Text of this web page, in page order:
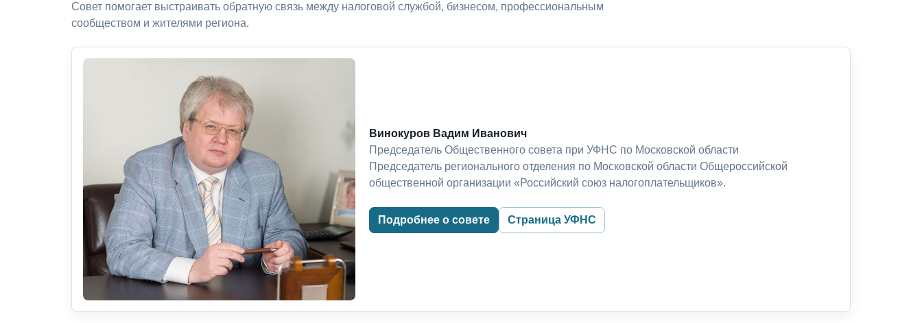
Совет помогает выстраивать обратную связь между налоговой службой, бизнесом, профессиональным
сообществом и жителями региона.
Винокуров Вадим Иванович
Председатель Общественного совета при УФНС по Московской области
Председатель регионального отделения по Московской области Общероссийской
общественной организации «Российский союз налогоплательщиков».
Подробнее о совете Страница УФНС